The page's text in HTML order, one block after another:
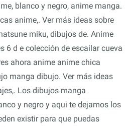
blanco y negro, anime manga.
anime,. Ver más ideas sobre
miku, dibujos de. Anime
6 d e colección de escailar cueva
ahora anime anime chica
manga dibujo. Ver más ideas
Los dibujos manga
y negro y aqui te dejamos los
existir para que puedas